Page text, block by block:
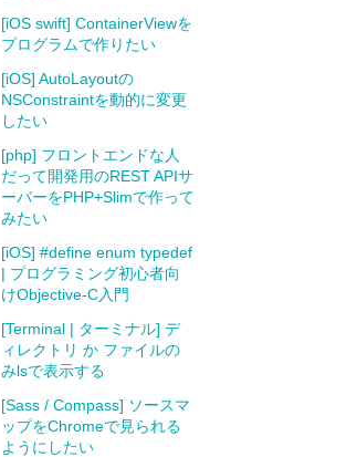
[iOS swift] ContainerViewを
プログラムで作りたい
[iOS] AutoLayoutの
NSConstraintを動的に変更
したい
[php] フロントエンドな人
だって開発用のREST APIサ
ーバーをPHP+Slimで作って
みたい
[iOS] #define enum typedef
| プログラミング初心者向
けObjective-C入門
[Terminal | ターミナル] デ
ィレクトリ か ファイルの
みlsで表示する
[Sass / Compass] ソースマ
ップをChromeで見られる
ようにしたい